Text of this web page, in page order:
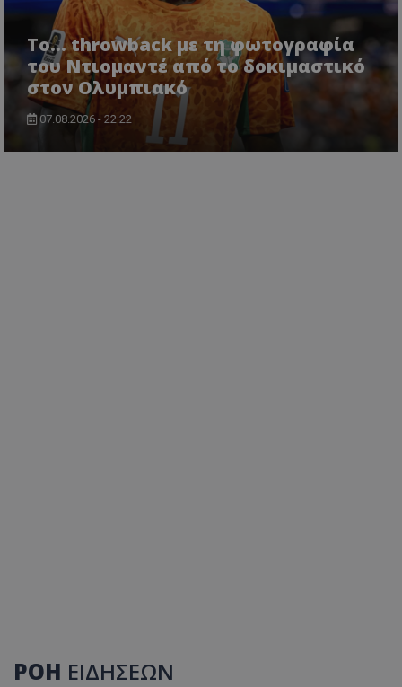
Το... throwback με τη φωτογραφία
του Ντιομαντέ από το δοκιμαστικό
στον Ολυμπιακό
07.08.2026 - 22:22
ΡΟΗ ΕΙΔΗΣΕΩΝ